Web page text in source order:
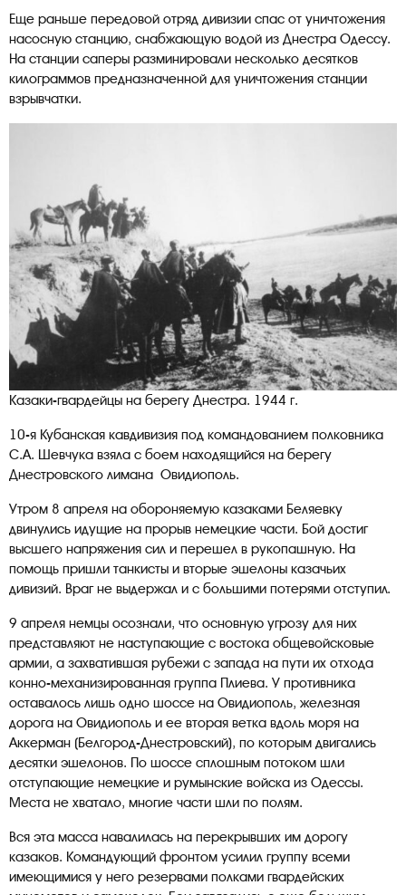
Еще раньше передовой отряд дивизии спас от уничтожения
насосную станцию, снабжающую водой из Днестра Одессу.
На станции саперы разминировали несколько десятков
килограммов предназначенной для уничтожения станции
взрывчатки.
Казаки-гвардейцы на берегу Днестра. 1944 г.
10-я Кубанская кавдивизия под командованием полковника
С.А. Шевчука взяла с боем находящийся на берегу
Днестровского лимана Овидиополь.
Утром 8 апреля на обороняемую казаками Беляевку
двинулись идущие на прорыв немецкие части. Бой достиг
высшего напряжения сил и перешел в рукопашную. На
помощь пришли танкисты и вторые эшелоны казачьих
дивизий. Враг не выдержал и с большими потерями отступил.
9 апреля немцы осознали, что основную угрозу для них
представляют не наступающие с востока общевойсковые
армии, а захватившая рубежи с запада на пути их отхода
конно-механизированная группа Плиева. У противника
оставалось лишь одно шоссе на Овидиополь, железная
дорога на Овидиополь и ее вторая ветка вдоль моря на
Аккерман (Белгород-Днестровский), по которым двигались
десятки эшелонов. По шоссе сплошным потоком шли
отступающие немецкие и румынские войска из Одессы.
Места не хватало, многие части шли по полям.
Вся эта масса навалилась на перекрывших им дорогу
казаков. Командующий фронтом усилил группу всеми
имеющимися у него резервами полками гвардейских